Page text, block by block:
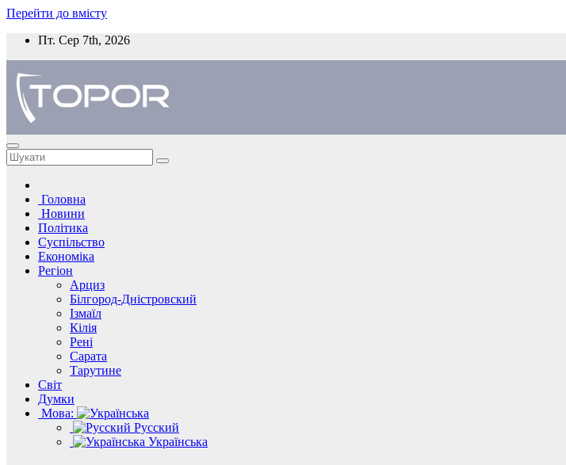
Перейти до вмісту
Пт. Сер 7th, 2026
Головна
Новини
Політика
Суспільство
Економіка
Регіон
Арциз
Білгород-Дністровский
Ізмаїл
Кілія
Рені
Сарата
Тарутине
Світ
Думки
Мова:
Русский
Українська